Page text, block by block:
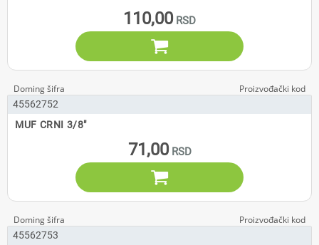
110,00

45562752
MUF CRNI 3/8"
71,00

45562753